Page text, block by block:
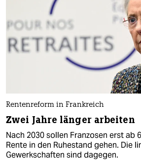
Rentenreform in Frankreich
Zwei Jahre länger arbeiten
Nach 2030 sollen Fran­zo­sen erst ab
Rente in den Ruhestand gehen. Die
Gewerkschaften sind dagegen.